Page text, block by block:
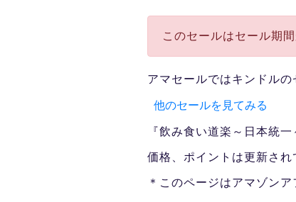
このセールはセール期
アマセールではキンドル
他のセールを見てみる
『飲み食い道楽～日本統
価格、ポイントは更新さ
＊このページはアマゾン